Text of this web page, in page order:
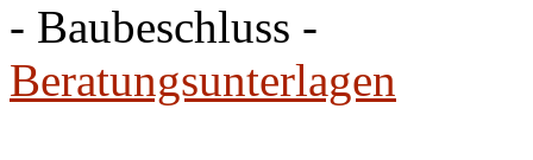
- Baubeschluss -
Beratungsunterlagen